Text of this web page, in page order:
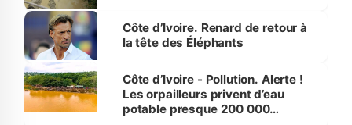
Côte d’Ivoire. Renard de retour à
la tête des Éléphants
Côte d’Ivoire - Pollution. Alerte !
Les orpailleurs privent d’eau
potable presque 200 000